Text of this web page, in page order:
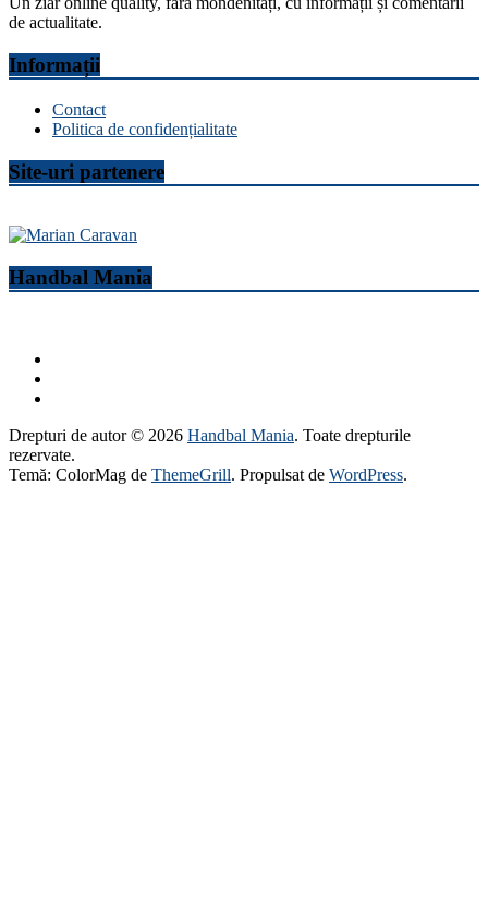
de actualitate.
Informații
Contact
Politica de confidențialitate
Site-uri partenere
Handbal Mania
Drepturi de autor © 2026 Handbal Mania. Toate drepturile
rezervate.
Temă: ColorMag de ThemeGrill. Propulsat de WordPress.